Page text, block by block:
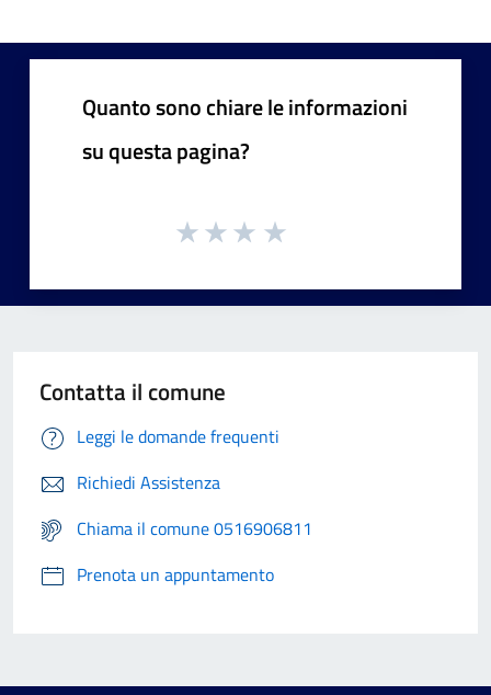
Quanto sono chiare le informazioni
su questa pagina?
Contatta il comune
Leggi le domande frequenti
Richiedi Assistenza
Chiama il comune 0516906811
Prenota un appuntamento